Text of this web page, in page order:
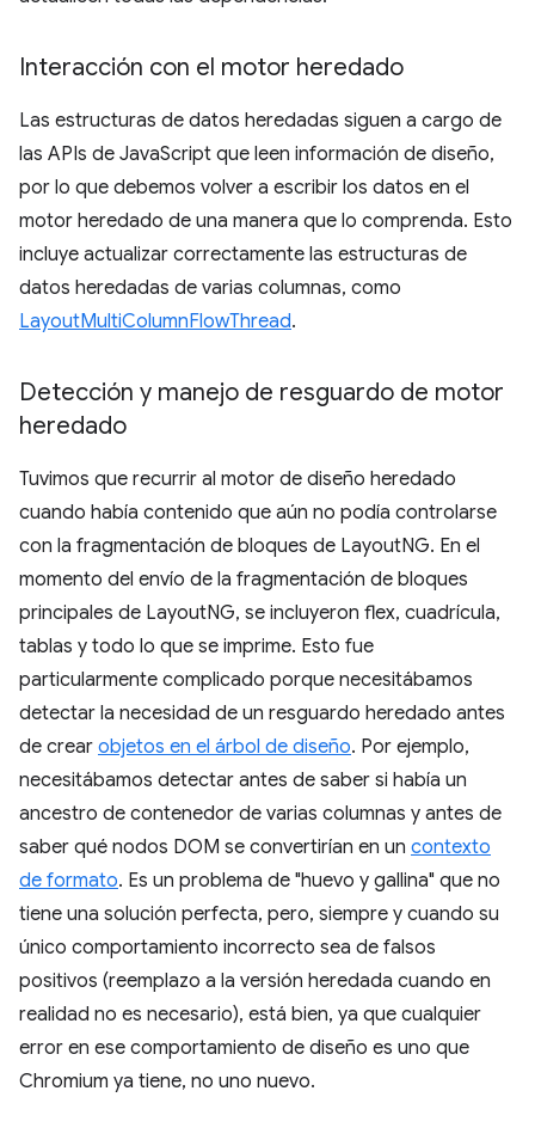
Interacción con el motor heredado
Las estructuras de datos heredadas siguen a cargo de
las APIs de JavaScript que leen información de diseño,
por lo que debemos volver a escribir los datos en el
motor heredado de una manera que lo comprenda. Esto
incluye actualizar correctamente las estructuras de
datos heredadas de varias columnas, como
LayoutMultiColumnFlowThread.
Detección y manejo de resguardo de motor
heredado
Tuvimos que recurrir al motor de diseño heredado
cuando había contenido que aún no podía controlarse
con la fragmentación de bloques de LayoutNG. En el
momento del envío de la fragmentación de bloques
principales de LayoutNG, se incluyeron flex, cuadrícula,
tablas y todo lo que se imprime. Esto fue
particularmente complicado porque necesitábamos
detectar la necesidad de un resguardo heredado antes
de crear objetos en el árbol de diseño. Por ejemplo,
necesitábamos detectar antes de saber si había un
ancestro de contenedor de varias columnas y antes de
saber qué nodos DOM se convertirían en un contexto
de formato. Es un problema de "huevo y gallina" que no
tiene una solución perfecta, pero, siempre y cuando su
único comportamiento incorrecto sea de falsos
positivos (reemplazo a la versión heredada cuando en
realidad no es necesario), está bien, ya que cualquier
error en ese comportamiento de diseño es uno que
Chromium ya tiene, no uno nuevo.